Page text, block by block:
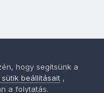
hogy segítsünk a
beállításait ,
a folytatás.